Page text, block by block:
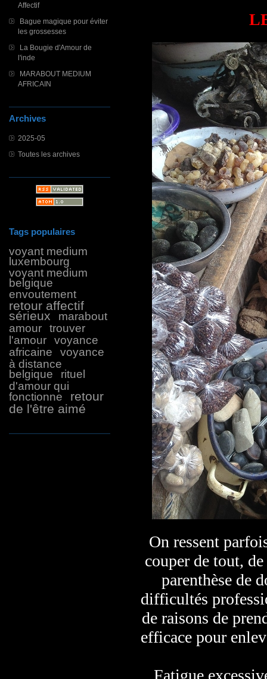
Affectif
Bague magique pour éviter
les grossesses
La Bougie d'Amour de
l'inde
MARABOUT MEDIUM
AFRICAIN
Archives
2025-05
Toutes les archives
Tags populaires
voyant medium
luxembourg
voyant medium
belgique
envoutement
retour affectif
sérieux
marabout
amour trouver
l'amour voyance
africaine
voyance
à distance
belgique
rituel
d'amour qui
fonctionne
retour
de l'être aimé
On ressent
couper de tout,
parenthèse de
difficultés
de raisons de
efficace pour